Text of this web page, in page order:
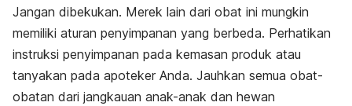
Jangan dibekukan. Merek lain dari obat ini mungkin
memiliki aturan penyimpanan yang berbeda. Perhatikan
instruksi penyimpanan pada kemasan produk atau
tanyakan pada apoteker Anda. Jauhkan semua obat-
obatan dari jangkauan anak-anak dan hewan